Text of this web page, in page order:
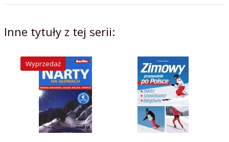
Inne tytuły z tej serii:
Wyprzedaż